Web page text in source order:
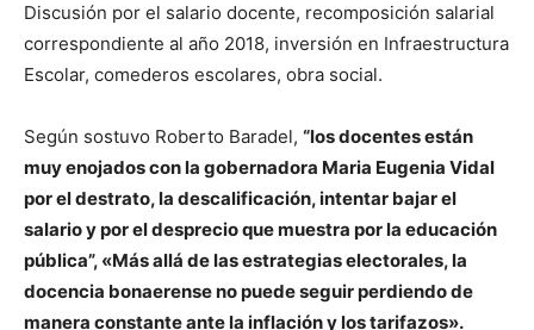
Discusión por el salario docente, recomposición salarial
correspondiente al año 2018, inversión en Infraestructura
Escolar, comederos escolares, obra social.
Según sostuvo Roberto Baradel, “los docentes están
muy enojados con la gobernadora Maria Eugenia Vidal
por el destrato, la descalificación, intentar bajar el
salario y por el desprecio que muestra por la educación
pública”, «Más allá de las estrategias electorales, la
docencia bonaerense no puede seguir perdiendo de
manera constante ante la inflación y los tarifazos».